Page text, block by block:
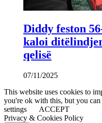
Diddy feston
kaloi
qelisë
07/11/2025
This website uses cookies to
you're ok with this, but you
settings
ACCEPT
Privacy & Cookies Policy